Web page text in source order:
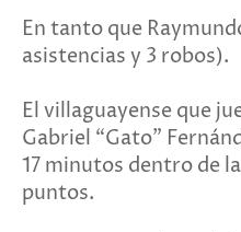
En tanto que
asistencias y 3 robos).
El villaguayense que
Gabriel “Gato”
17 minutos dentro de
puntos.